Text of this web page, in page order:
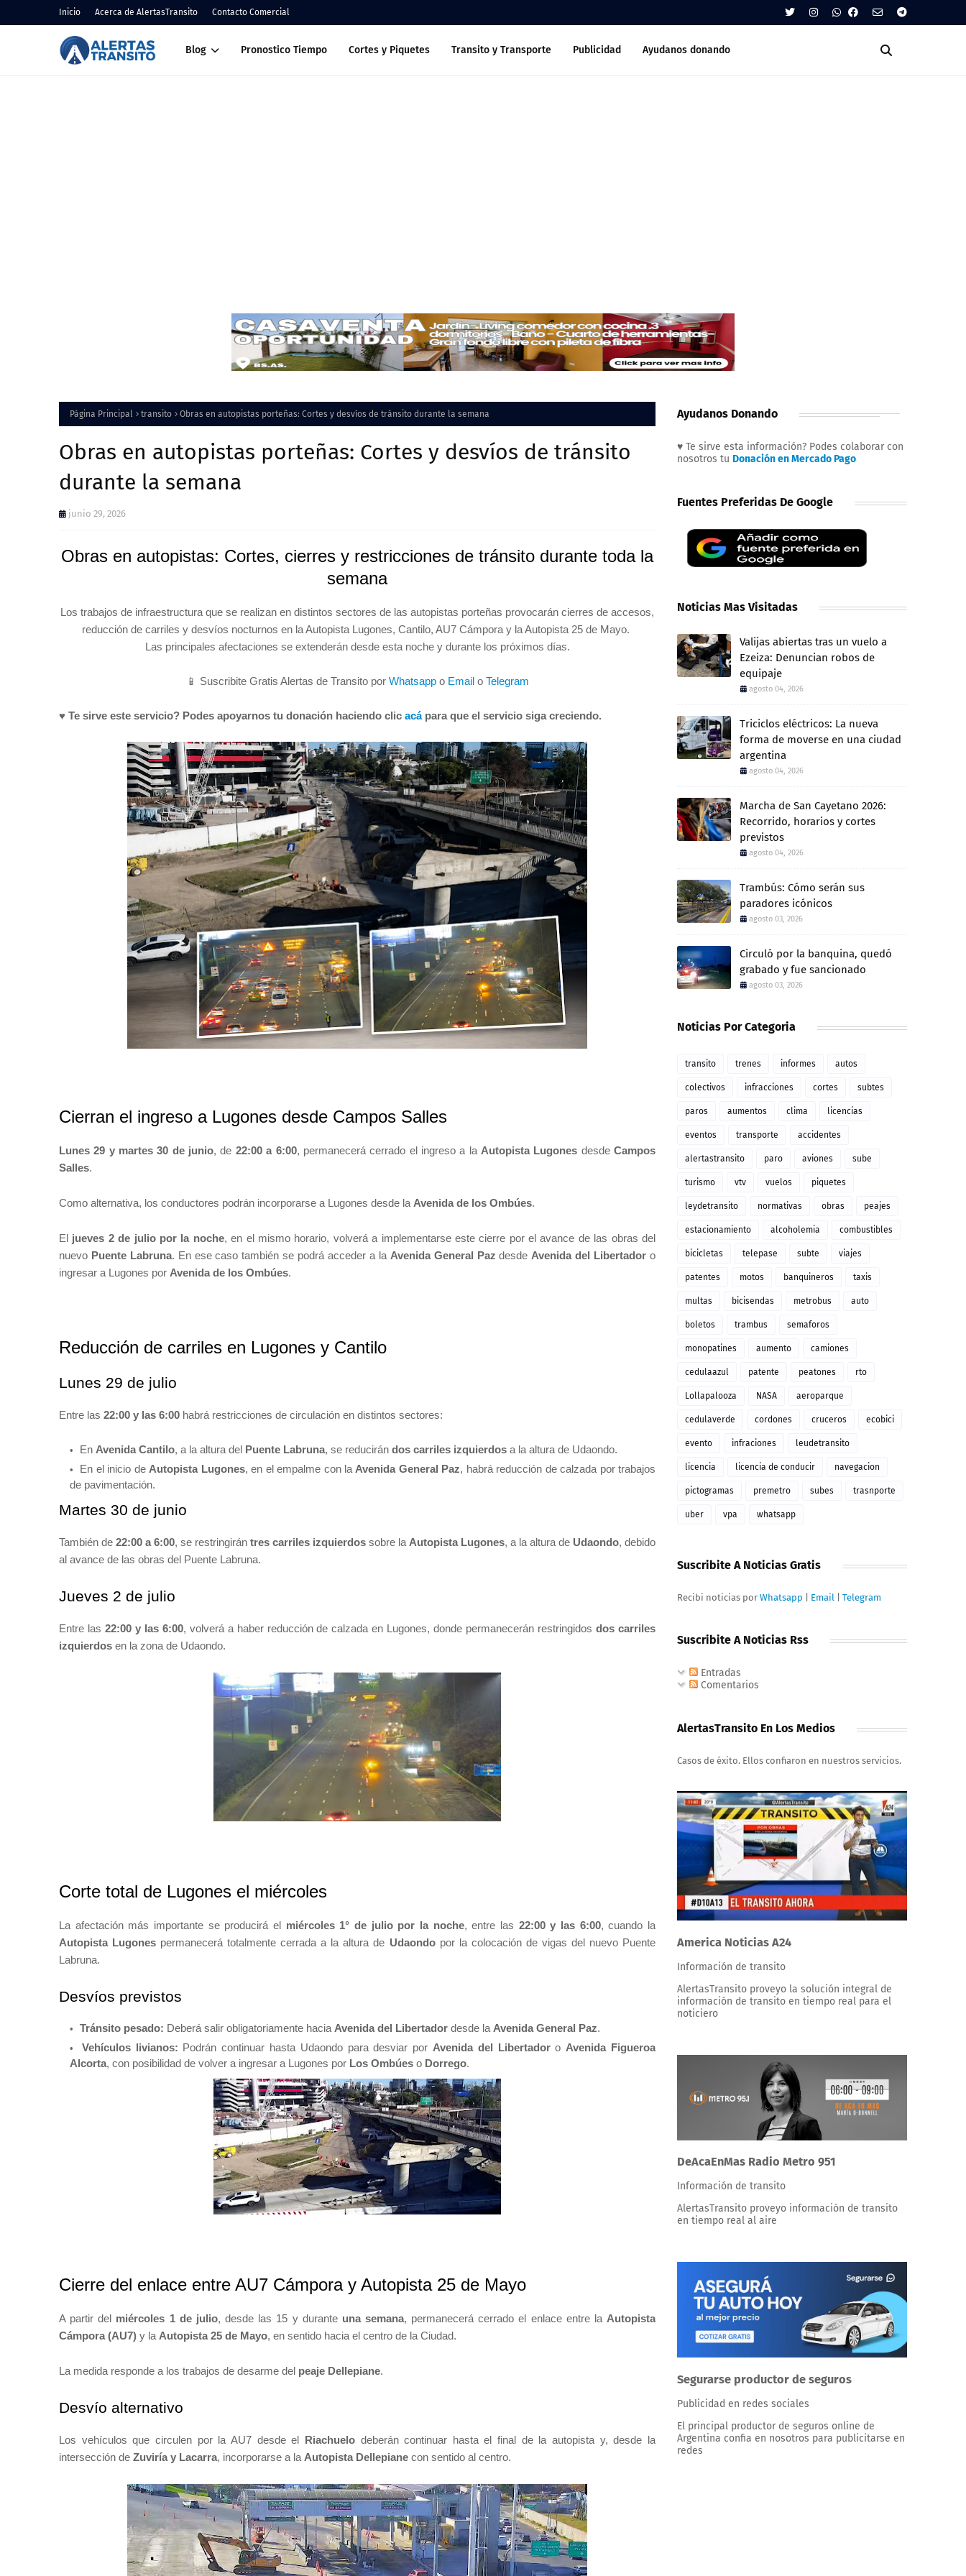
Inicio Acerca de AlertasTransito Contacto Comercial
Blog Pronostico Tiempo Cortes y Piquetes Transito y Transporte Publicidad Ayudanos donando
Página Principal transito Obras en autopistas porteñas: Cortes y desvíos de tránsito durante la semana
Obras en autopistas porteñas: Cortes y desvíos de tránsito
durante la semana
junio 29, 2026
Obras en autopistas: Cortes, cierres y restricciones de tránsito durante toda la
semana
Los trabajos de infraestructura que se realizan en distintos sectores de las autopistas porteñas provocarán cierres de accesos,
reducción de carriles y desvíos nocturnos en la Autopista Lugones, Cantilo, AU7 Cámpora y la Autopista 25 de Mayo.
Las principales afectaciones se extenderán desde esta noche y durante los próximos días.
📱 Suscribite Gratis Alertas de Transito por Whatsappo Emailo Telegram
♥ Te sirve este servicio? Podes apoyarnos tu donación haciendo clic acápara que el servicio siga creciendo.
Cierran el ingreso a Lugones desde Campos Salles
Lunes 29 y martes 30 de junio, de 22:00 a 6:00, permanecerá cerrado el ingreso a la Autopista Lugones desdeCampos
Salles.
Como alternativa, los conductores podrán incorporarse a Lugones desde la Avenida de los Ombúes.
El jueves 2 de julio por la noche, en el mismo horario, volverá a implementarse este cierre por el avance de las obras del
nuevo Puente Labruna. En ese caso también se podrá acceder a la Avenida General Paz desde Avenida del Libertador o
ingresar a Lugones por Avenida de los Ombúes.
Reducción de carriles en Lugones y Cantilo
Lunes 29 de julio
Entre las 22:00 y las 6:00 habrá restricciones de circulación en distintos sectores:
En Avenida Cantilo, a la altura del Puente Labruna, se reducirán dos carriles izquierdos a la altura de Udaondo.
En el inicio de Autopista Lugones, en el empalme con la Avenida General Paz, habrá reducción de calzada por trabajos
de pavimentación.
Martes 30 de junio
También de 22:00 a 6:00, se restringirán tres carriles izquierdos sobre la Autopista Lugones, a la altura de Udaondo, debido
al avance de las obras del Puente Labruna.
Jueves 2 de julio
Entre las 22:00 y las 6:00, volverá a haber reducción de calzada en Lugones, donde permanecerán restringidosdos carriles
izquierdos en la zona de Udaondo.
Corte total de Lugones el miércoles
La afectación más importante se producirá el miércoles 1° de julio por la noche, entre las 22:00 y las 6:00, cuando la
Autopista Lugones permanecerá totalmente cerrada a la altura de Udaondopor la colocación de vigas del nuevo Puente
Labruna.
Desvíos previstos
Tránsito pesado: Deberá salir obligatoriamente hacia Avenida del Libertador desde la Avenida General Paz.
Vehículos livianos: Podrán continuar hasta Udaondo para desviar por Avenida del Libertadoro Avenida Figueroa
Alcorta, con posibilidad de volver a ingresar a Lugones por Los Ombúes o Dorrego.
Cierre del enlace entre AU7 Cámpora y Autopista 25 de Mayo
A partir del miércoles 1 de julio, desde las 15 y durante una semana, permanecerá cerrado el enlace entre la Autopista
Cámpora (AU7) y la Autopista 25 de Mayo, en sentido hacia el centro de la Ciudad.
La medida responde a los trabajos de desarme del peaje Dellepiane.
Desvío alternativo
Los vehículos que circulen por la AU7 desde el Riachuelodeberán continuar hasta el final de la autopista y, desde la
intersección de Zuviría y Lacarra, incorporarse a la Autopista Dellepiane con sentido al centro.
Ayudanos Donando
♥ Te sirve esta información? Podes colaborar con
nosotros tu Donación en Mercado Pago
Fuentes Preferidas De Google
Noticias Mas Visitadas
Valijas abiertas tras un vuelo a
Ezeiza: Denuncian robos de
equipaje
agosto 04, 2026
Triciclos eléctricos: La nueva
forma de moverse en una ciudad
argentina
agosto 04, 2026
Marcha de San Cayetano 2026:
Recorrido, horarios y cortes
previstos
agosto 04, 2026
Trambús: Cómo serán sus
paradores icónicos
agosto 03, 2026
Circuló por la banquina, quedó
grabado y fue sancionado
agosto 03, 2026
Noticias Por Categoria
transito trenes informes autos
colectivos infracciones cortes subtes
paros aumentos clima licencias
eventos transporte accidentes
alertastransito paro aviones sube
turismo vtv vuelos piquetes
leydetransito normativas obras peajes
estacionamiento alcoholemia combustibles
bicicletas telepase subte viajes
patentes motos banquineros taxis
multas bicisendas metrobus auto
boletos trambus semaforos
monopatines aumento camiones
cedulaazul patente peatones rto
Lollapalooza NASA aeroparque
cedulaverde cordones cruceros ecobici
evento infraciones leudetransito
licencia licencia de conducir navegacion
pictogramas premetro subes trasnporte
uber vpa whatsapp
Suscribite A Noticias Gratis
Recibi noticias por Whatsapp Email Telegram
Suscribite A Noticias Rss
Entradas
Comentarios
AlertasTransito En Los Medios
Casos de éxito. Ellos confiaron en nuestros servicios.
America Noticias A24
Información de transito
AlertasTransito proveyo la solución integral de
información de transito en tiempo real para el
noticiero
DeAcaEnMas Radio Metro 951
Información de transito
AlertasTransito proveyo información de transito
en tiempo real al aire
Segurarse productor de seguros
Publicidad en redes sociales
El principal productor de seguros online de
Argentina confia en nosotros para publicitarse en
redes